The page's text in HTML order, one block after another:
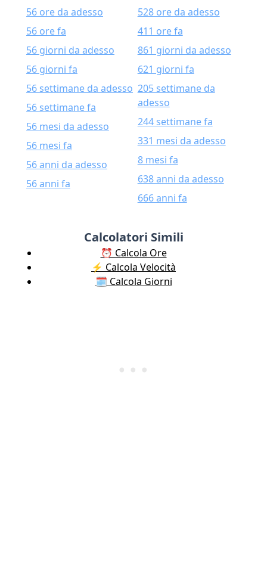
56 ore da adesso
56 ore fa
56 giorni da adesso
56 giorni fa
56 settimane da adesso
56 settimane fa
56 mesi da adesso
56 mesi fa
56 anni da adesso
56 anni fa
528 ore da adesso
411 ore fa
861 giorni da adesso
621 giorni fa
205 settimane da
adesso
244 settimane fa
331 mesi da adesso
8 mesi fa
638 anni da adesso
666 anni fa
Calcolatori Simili
⏰ Calcola Ore
⚡️ Calcola Velocità
🗓️ Calcola Giorni